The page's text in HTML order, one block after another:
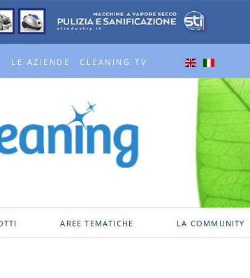
LE AZIENDE CLEANING TV
AREE TEMATICHE LA COMMUNITY